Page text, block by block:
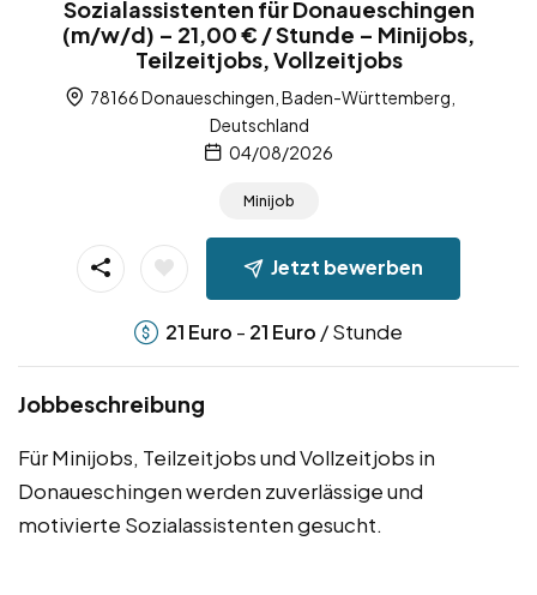
Sozialassistenten für Donaueschingen
(m/w/d) – 21,00 € / Stunde – Minijobs,
Teilzeitjobs, Vollzeitjobs
78166 Donaueschingen, Baden-Württemberg,
Deutschland
04/08/2026
Minijob
Jetzt bewerben
21 Euro - 21 Euro / Stunde
Jobbeschreibung
Für Minijobs, Teilzeitjobs und Vollzeitjobs in
Donaueschingen werden zuverlässige und
motivierte Sozialassistenten gesucht.